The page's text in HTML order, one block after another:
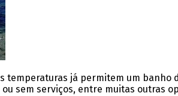
já permitem um
sem serviços, entre muitas outras